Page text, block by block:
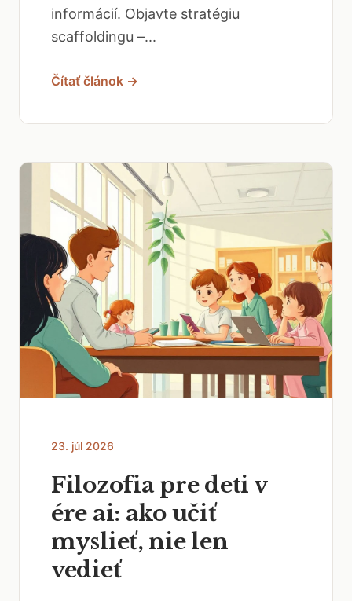
informácií. Objavte stratégiu
scaffoldingu –...
Čítať článok →
23. júl 2026
Filozofia pre deti v
ére ai: ako učiť
myslieť, nie len
vedieť